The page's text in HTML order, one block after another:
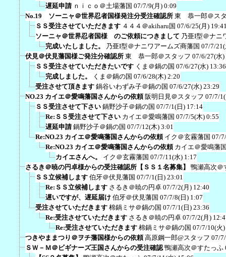
遅延申請 ｎｉｃｏ＠土場藩国 07/7/9(月) 0:09
No.19 ソーニャ＠世界忍者国様発注分受注確認所 東 恭一郎＠ス
ＳＳ受注させていただきます ４４４＠akiharu国 07/6/25(月)
ソーニャ＠世界忍者国様 のご依頼につきまして 乃亜I型＠ナニ
完成いたしました。
乃亜I型＠ナニワアームズ商藩国 07/7/
伏見＠伏見藩国様ご発注分確認所 東 恭一郎＠スタッフ 07/6/27(水)
ＳＳ受注させていただきたいです くま＠鍋の国 07/6/27(水) 13:36
完成しました。
くま＠鍋の国 07/6/28(木) 2:20
受注させて頂きます 鍋谷いわずみ子＠鍋の国 07/6/27(水) 23:29
NO.23 カイエ＠愛鳴藩国さんからの依頼 阪明日見＠スタッフ 07/7/
ＳＳ受注させて下さい 鍋野沙子＠鍋の国 07/7/1(日) 17:14
Re:ＳＳ受注させて下さい カイエ＠愛鳴藩国 07/7/5(木) 0:55
遅延申請 鍋野沙子＠鍋の国 07/7/12(木) 3:01
Re:NO.23 カイエ＠愛鳴藩国さんからの依頼 イク＠玄霧藩国 07/
Re:NO.23 カイエ＠愛鳴藩国さんからの依頼 カイエ＠愛鳴藩
カイエさんへ。
イク＠玄霧藩国 07/7/11(水) 1:17
さるき＠暁の円卓様からの受注確認所【ＳＳ１名募集】
鴨瀬高次＠
ＳＳ立候補します 伯牙＠伏見藩国 07/7/1(日) 23:01
Re:ＳＳ立候補します さるき＠暁の円卓 07/7/2(月) 12:40
遅いですが、遅延届け 伯牙＠伏見藩国 07/7/8(日) 1:07
受注させていただきます 棉鍋ミサ＠鍋の国 07/7/1(日) 23:36
Re:受注させていただきます さるき＠暁の円卓 07/7/2(月)
Re:受注させていただきます 棉鍋ミサ＠鍋の国 07/7/10(火
つきやままつり＠ヲチ藩国様からの依頼 高原鋼一郎@スタッフ 07/
ＳＷ－Ｍ＠ビギナーズ王国さんからの受注確認 鴨瀬高次＠すたっふ